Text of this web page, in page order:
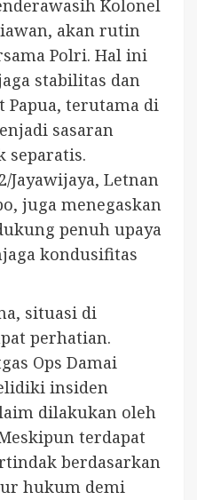
Kolonel
akan rutin
Polri. Hal ini
stabilitas dan
Papua, terutama di
sasaran
separatis.
Jayawijaya, Letnan
juga menegaskan
penuh upaya
kondusifitas
situasi di
perhatian.
Ops Damai
insiden
dilakukan oleh
terdapat
berdasarkan
hukum demi